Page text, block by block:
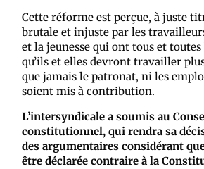
Cette réforme est perçue, à juste
brutale et injuste par les
et la jeunesse qui ont tous et
qu’ils et elles devront travailler
que jamais le patronat, ni les
soient mis à contribution.
L’intersyndicale a soumis au
constitutionnel, qui rendra sa
des argumentaires considérant
être déclarée contraire à la